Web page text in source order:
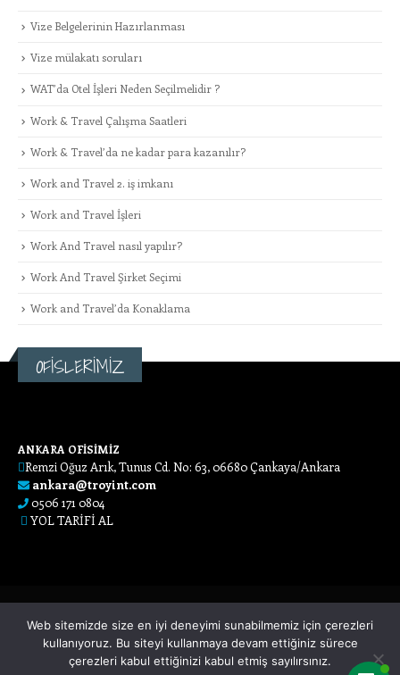
Vize Belgelerinin Hazırlanması
Vize mülakatı soruları
WAT’da Otel İşleri Neden Seçilmelidir ?
Work & Travel Çalışma Saatleri
Work & Travel’da ne kadar para kazanılır?
Work and Travel 2. iş imkanı
Work and Travel İşleri
Work And Travel nasıl yapılır?
Work And Travel Şirket Seçimi
Work and Travel’da Konaklama
OFİSLERİMİZ
ANKARA OFİSİMİZ
Remzi Oğuz Arık, Tunus Cd. No: 63, 06680 Çankaya/Ankara
ankara@troyint.com
0506 171 0804
YOL TARİFİ AL
Web sitemizde size en iyi deneyimi sunabilmemiz için çerezleri
kullanıyoruz. Bu siteyi kullanmaya devam ettiğiniz sürece
çerezleri kabul ettiğinizi kabul etmiş sayılırsınız.